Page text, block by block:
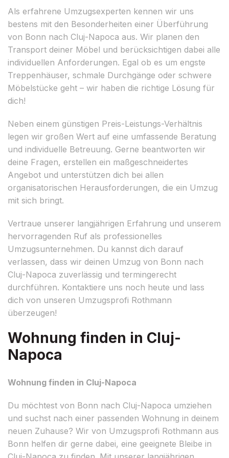
Als erfahrene Umzugsexperten kennen wir uns
bestens mit den Besonderheiten einer Überführung
von Bonn nach Cluj-Napoca aus. Wir planen den
Transport deiner Möbel und berücksichtigen dabei alle
individuellen Anforderungen. Egal ob es um engste
Treppenhäuser, schmale Durchgänge oder schwere
Möbelstücke geht – wir haben die richtige Lösung für
dich!
Neben einem günstigen Preis-Leistungs-Verhältnis
legen wir großen Wert auf eine umfassende Beratung
und individuelle Betreuung. Gerne beantworten wir
deine Fragen, erstellen ein maßgeschneidertes
Angebot und unterstützen dich bei allen
organisatorischen Herausforderungen, die ein Umzug
mit sich bringt.
Vertraue unserer langjährigen Erfahrung und unserem
hervorragenden Ruf als professionelles
Umzugsunternehmen. Du kannst dich darauf
verlassen, dass wir deinen Umzug von Bonn nach
Cluj-Napoca zuverlässig und termingerecht
durchführen. Kontaktiere uns noch heute und lass
dich von unseren Umzugsprofi Rothmann
überzeugen!
Wohnung finden in Cluj-
Napoca
Wohnung finden in Cluj-Napoca
Du möchtest von Bonn nach Cluj-Napoca umziehen
und suchst nach einer passenden Wohnung in deinem
neuen Zuhause? Wir von Umzugsprofi Rothmann aus
Bonn helfen dir gerne dabei, eine geeignete Bleibe in